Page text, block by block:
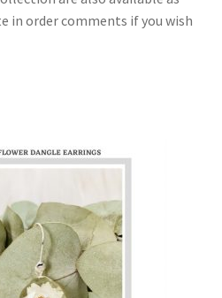
in order comments if you wish